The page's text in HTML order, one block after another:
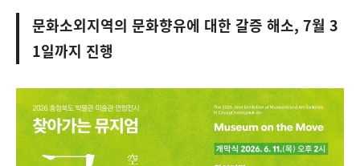
문화소외지역의 문화향유에 대한 갈증 해소, 7월 3
1일까지 진행